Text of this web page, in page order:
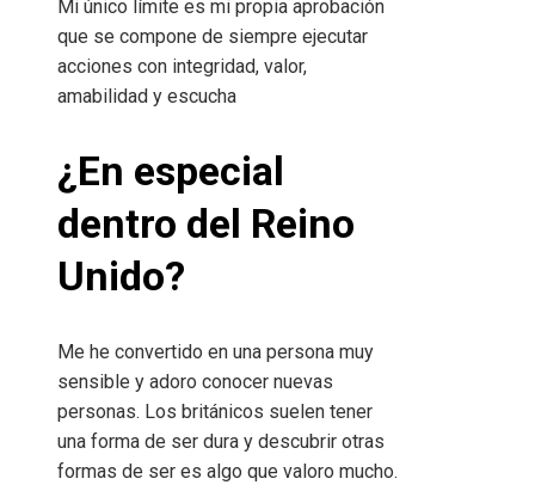
Mi único límite es mi propia aprobación
que se compone de siempre ejecutar
acciones con integridad, valor,
amabilidad y escucha
¿En especial
dentro del Reino
Unido?
Me he convertido en una persona muy
sensible y adoro conocer nuevas
personas. Los británicos suelen tener
una forma de ser dura y descubrir otras
formas de ser es algo que valoro mucho.